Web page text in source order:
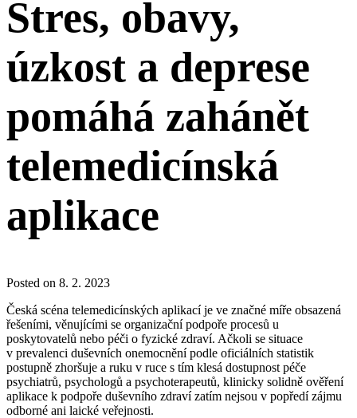
Stres, obavy,
úzkost a deprese
pomáhá zahánět
telemedicínská
aplikace
Posted on 8. 2. 2023
Česká scéna telemedicínských aplikací je ve značné míře obsazená
řešeními, věnujícími se organizační podpoře procesů u
poskytovatelů nebo péči o fyzické zdraví. Ačkoli se situace
v prevalenci duševních onemocnění podle oficiálních statistik
postupně zhoršuje a ruku v ruce s tím klesá dostupnost péče
psychiatrů, psychologů a psychoterapeutů, klinicky solidně ověření
aplikace k podpoře duševního zdraví zatím nejsou v popředí zájmu
odborné ani laické veřejnosti.